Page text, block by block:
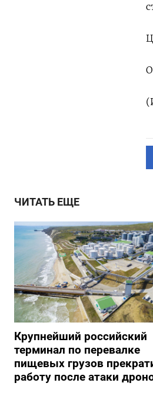
ЧИТАТЬ ЕЩЕ
Крупнейший российский
терминал по перевалке
пищевых грузов
работу после атаки